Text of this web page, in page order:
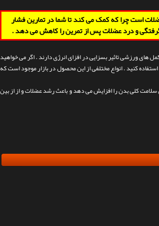
است چرا که کمک می کند تا شما در تمارین فشار
گرفتگی و درد عضلات پس از تمرین را کاهش می دهد .
های ورزشی تاثیر بسزایی در افزای انرژی دارند . اگر می خواهید
استفاده کنید . انواع مختلفی از این محصول در بازار موجود است که
کلی بدن را افزایش می دهد و باعث رشد عضلات و از از بین